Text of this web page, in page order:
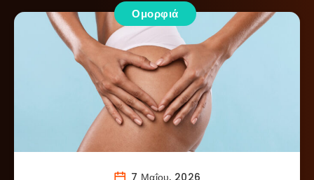
Ομορφιά
7 Μαΐου, 2026